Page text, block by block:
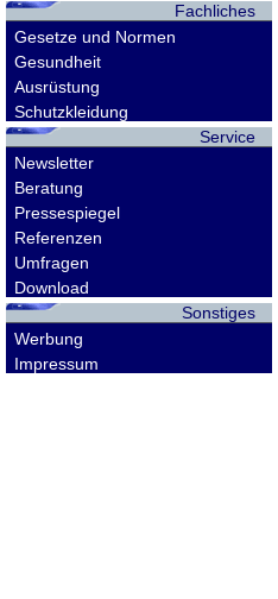
Fachliches
Gesetze und Normen
Gesundheit
Ausrüstung
Schutzkleidung
Service
Newsletter
Beratung
Pressespiegel
Referenzen
Umfragen
Download
Sonstiges
Werbung
Impressum